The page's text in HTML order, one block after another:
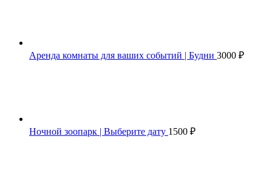
Аренда комнаты для ваших событий | Будни 3000 ₽
Ночной зоопарк | Выберите дату 1500 ₽